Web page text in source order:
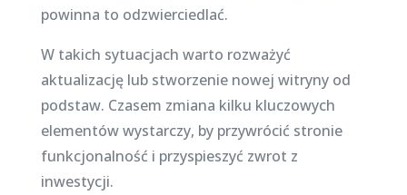
powinna to odzwierciedlać.
W takich sytuacjach warto rozważyć
aktualizację lub stworzenie nowej witryny od
podstaw. Czasem zmiana kilku kluczowych
elementów wystarczy, by przywrócić stronie
funkcjonalność i przyspieszyć zwrot z
inwestycji.